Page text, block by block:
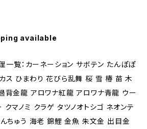
available
覧：カーネーション サボテン たんぽぽ
ス ひまわり 花びら乱舞 桜 雪 椿 苗 木
背金龍 アロワナ紅龍 アロワナ青龍 ウー
マノミ クラゲ タツノオトシゴ ネオンテ
んちゅう 海老 錦鯉 金魚 朱文金 出目金